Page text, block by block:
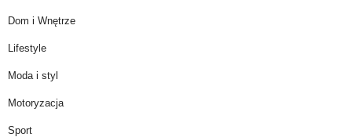
Dom i Wnętrze
Lifestyle
Moda i styl
Motoryzacja
Sport